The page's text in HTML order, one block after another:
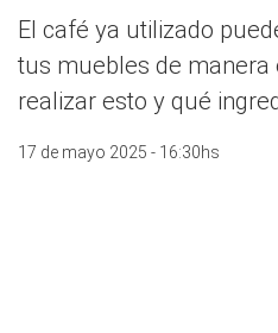
El café ya utilizado
tus muebles de manera
realizar esto y qué
17 de mayo 2025 - 16:30hs